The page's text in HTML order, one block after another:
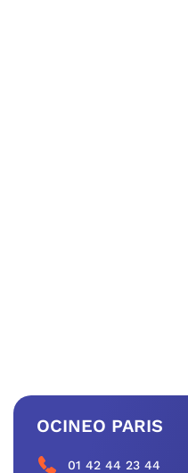
OCINEO PARIS
01 42 44 23 44